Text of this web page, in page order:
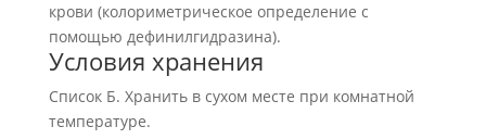
крови (колориметрическое определение с
помощью дефинилгидразина).
Условия хранения
Список Б. Хранить в сухом месте при комнатной
температуре.